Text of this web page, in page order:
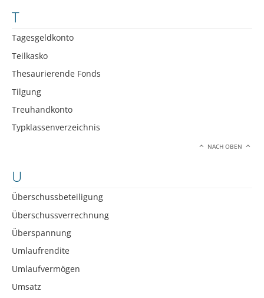
T
Tagesgeldkonto
Teilkasko
Thesaurierende Fonds
Tilgung
Treuhandkonto
Typklassenverzeichnis
NACH OBEN
U
Überschussbeteiligung
Überschussverrechnung
Überspannung
Umlaufrendite
Umlaufvermögen
Umsatz